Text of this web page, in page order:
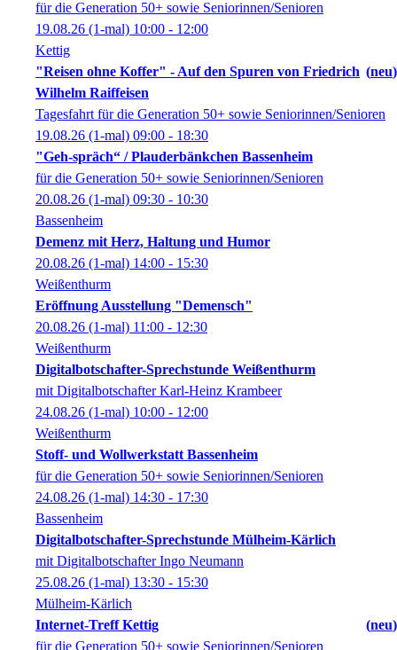
für die Generation 50+ sowie Seniorinnen/Senioren
19.08.26 (1-mal) 10:00 - 12:00
Kettig
"Reisen ohne Koffer" - Auf den Spuren von Friedrich
Wilhelm Raiffeisen
neu
Tagesfahrt für die Generation 50+ sowie Seniorinnen/Senioren
19.08.26 (1-mal) 09:00 - 18:30
"Geh-spräch“ / Plauderbänkchen Bassenheim
für die Generation 50+ sowie Seniorinnen/Senioren
20.08.26 (1-mal) 09:30 - 10:30
Bassenheim
Demenz mit Herz, Haltung und Humor
20.08.26 (1-mal) 14:00 - 15:30
Weißenthurm
Eröffnung Ausstellung "Demensch"
20.08.26 (1-mal) 11:00 - 12:30
Weißenthurm
Digitalbotschafter-Sprechstunde Weißenthurm
mit Digitalbotschafter Karl-Heinz Krambeer
24.08.26 (1-mal) 10:00 - 12:00
Weißenthurm
Stoff- und Wollwerkstatt Bassenheim
für die Generation 50+ sowie Seniorinnen/Senioren
24.08.26 (1-mal) 14:30 - 17:30
Bassenheim
Digitalbotschafter-Sprechstunde Mülheim-Kärlich
mit Digitalbotschafter Ingo Neumann
25.08.26 (1-mal) 13:30 - 15:30
Mülheim-Kärlich
Internet-Treff Kettig
neu
für die Generation 50+ sowie Seniorinnen/Senioren